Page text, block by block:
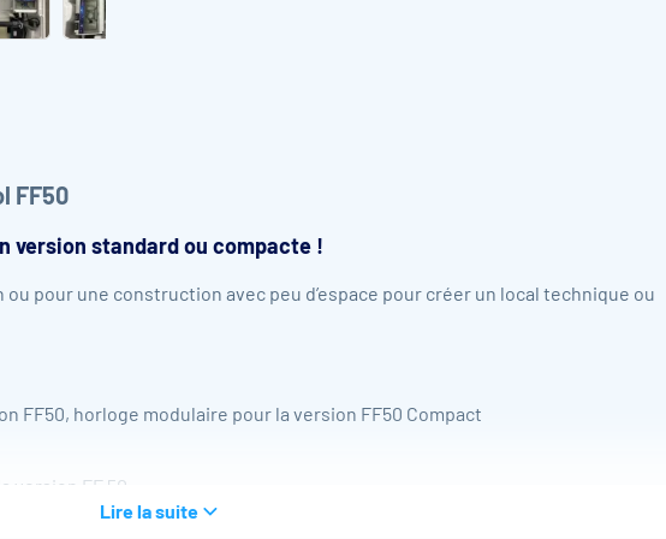
FF50
version standard ou compacte !
pour une construction avec peu d’espace pour créer un local technique ou
FF50, horloge modulaire pour la version FF50 Compact
version FF 50,
Lire la suite